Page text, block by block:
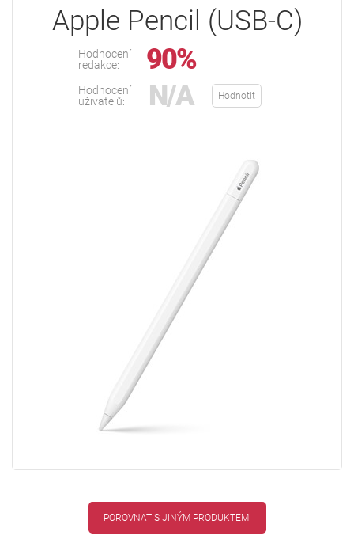
Apple Pencil (USB-C)
Hodnocení
redakce:
90%
Hodnocení
uživatelů:
N/A Hodnotit
POROVNAT S JINÝM PRODUKTEM